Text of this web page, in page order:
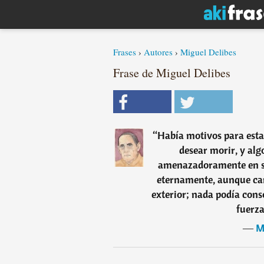
Frases › Autores › Miguel Delibes
Frase de Miguel Delibes
“Había motivos para
desear morir, y
amenazadoramente
eternamente, aunque
exterior; nada podía
―